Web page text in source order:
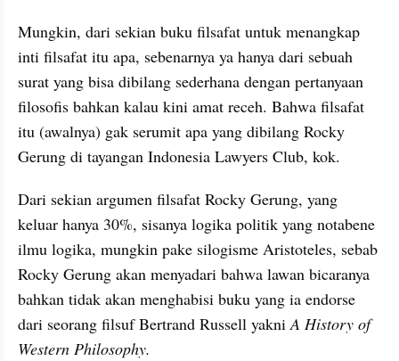
Mungkin, dari sekian buku filsafat untuk menangkap
inti filsafat itu apa, sebenarnya ya hanya dari sebuah
surat yang bisa dibilang sederhana dengan pertanyaan
filosofis bahkan kalau kini amat receh. Bahwa filsafat
itu (awalnya) gak serumit apa yang dibilang Rocky
Gerung di tayangan Indonesia Lawyers Club, kok.
Dari sekian argumen filsafat Rocky Gerung, yang
keluar hanya 30%, sisanya logika politik yang notabene
ilmu logika, mungkin pake silogisme Aristoteles, sebab
Rocky Gerung akan menyadari bahwa lawan bicaranya
bahkan tidak akan menghabisi buku yang ia endorse
dari seorang filsuf Bertrand Russell yakni A History of
Western Philosophy.